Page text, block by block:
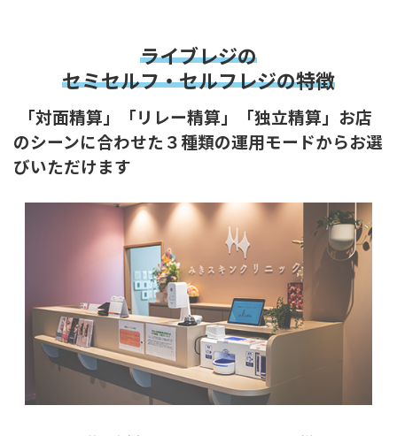
ライブレジの
セミセルフ・セルフレジの特徴
「対面精算」「リレー精算」「独立精算」お店
のシーンに合わせた３種類の運用モードからお選
びいただけます